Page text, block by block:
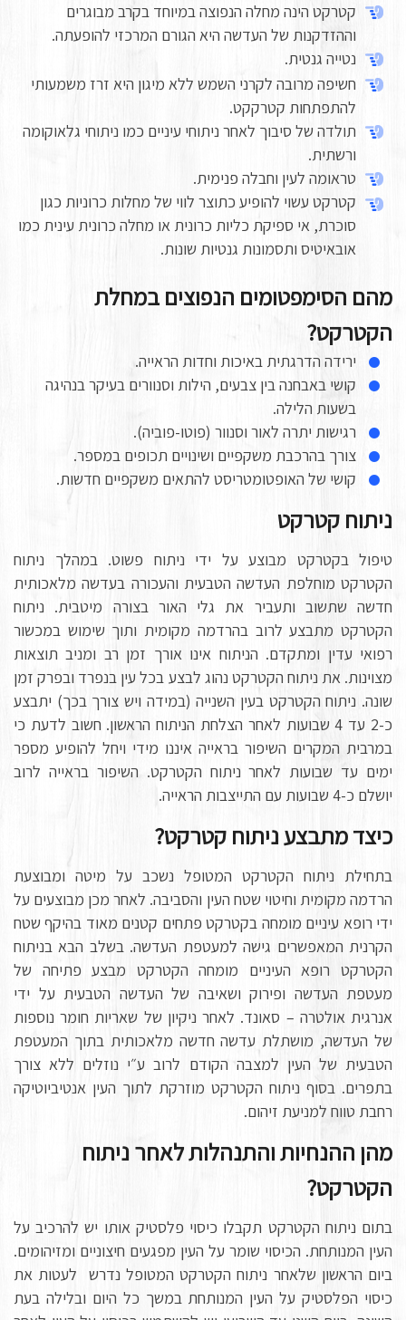
קטרקט הינה מחלה הנפוצה במיוחד בקרב מבוגרים
וההזדקנות של העדשה היא הגורם המרכזי להופעתה.
נטייה גנטית.
חשיפה מרובה לקרני השמש ללא מיגון היא זרז משמעותי
להתפתחות קטרקקט.
תולדה של סיבוך לאחר ניתוחי עיניים כמו ניתוחי גלאוקומה
ורשתית.
טראומה לעין וחבלה פנימית.
קטרקט עשוי להופיע כתוצר לווי של מחלות כרוניות כגון
סוכרת, אי ספיקת כליות כרונית או מחלה כרונית עינית כמו
אובאיטיס ותסמונות גנטיות שונות.
מהם הסימפטומים הנפוצים במחלת
הקטרקט?
ירידה הדרגתית באיכות וחדות הראייה.
קושי באבחנה בין צבעים, הילות וסנוורים בעיקר בנהיגה
בשעות הלילה.
רגישות יתרה לאור וסנוור (פוטו-פוביה).
צורך בהרכבת משקפיים ושינויים תכופים במספר.
קושי של האופטומטריסט להתאים משקפיים חדשות.
ניתוח קטרקט
טיפול בקטרקט מבוצע על ידי ניתוח פשוט. במהלך ניתוח
הקטרקט מוחלפת העדשה הטבעית והעכורה בעדשה מלאכותית
חדשה שתשוב ותעביר את גלי האור בצורה מיטבית. ניתוח
הקטרקט מתבצע לרוב בהרדמה מקומית ותוך שימוש במכשור
רפואי עדין ומתקדם. הניתוח אינו אורך זמן רב ומניב תוצאות
מצוינות. את ניתוח הקטרקט נהוג לבצע בכל עין בנפרד ובפרק זמן
שונה. ניתוח הקטרקט בעין השנייה (במידה ויש צורך בכך) יתבצע
כ-2 עד 4 שבועות לאחר הצלחת הניתוח הראשון. חשוב לדעת כי
במרבית המקרים השיפור בראייה איננו מידי ויחל להופיע מספר
ימים עד שבועות לאחר ניתוח הקטרקט. השיפור בראייה לרוב
יושלם כ-4 שבועות עם התייצבות הראייה.
כיצד מתבצע ניתוח קטרקט?
בתחילת ניתוח הקטרקט המטופל נשכב על מיטה ומבוצעת
הרדמה מקומית וחיטוי שטח העין והסביבה. לאחר מכן מבוצעים על
ידי רופא עיניים מומחה בקטרקט פתחים קטנים מאוד בהיקף שטח
הקרנית המאפשרים גישה למעטפת העדשה. בשלב הבא בניתוח
הקטרקט רופא העיניים מומחה הקטרקט מבצע פתיחה של
מעטפת העדשה ופירוק ושאיבה של העדשה הטבעית על ידי
אנרגית אולטרה – סאונד. לאחר ניקיון של שאריות חומר נוספות
של העדשה, מושתלת עדשה חדשה מלאכותית בתוך המעטפת
הטבעית של העין למצבה הקודם לרוב ע״י נוזלים ללא צורך
בתפרים. בסוף ניתוח הקטרקט מוזרקת לתוך העין אנטיביוטיקה
רחבת טווח למניעת זיהום.
מהן ההנחיות והתנהלות לאחר ניתוח
הקטרקט?
בתום ניתוח הקטרקט תקבלו כיסוי פלסטיק אותו יש להרכיב על
העין המנותחת. הכיסוי שומר על העין מפגעים חיצוניים ומזיהומים.
ביום הראשון שלאחר ניתוח הקטרקט המטופל נדרש לעטות את
כיסוי הפלסטיק על העין המנותחת במשך כל היום ובלילה בעת